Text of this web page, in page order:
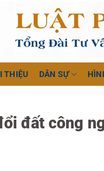
THIỆU DÂN SỰ
đất công